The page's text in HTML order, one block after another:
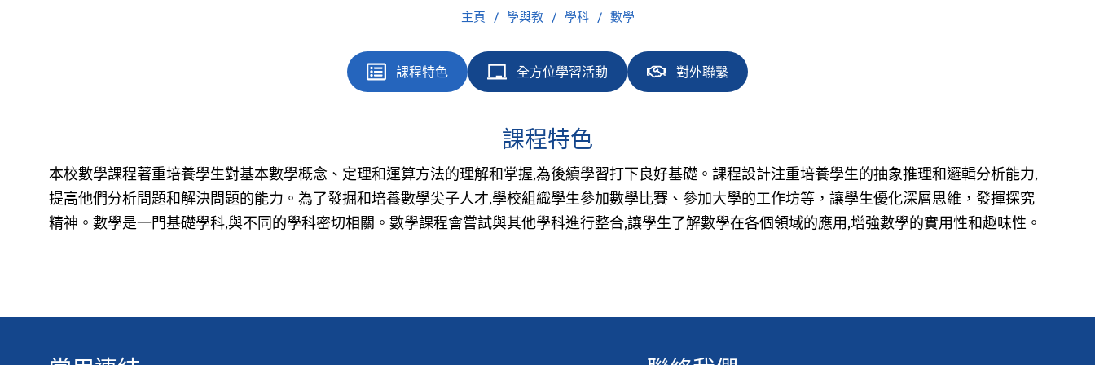
主頁 學與教 學科 數學
課程特色 全方位學習活動 對外聯繫
課程特色
本校數學課程著重培養學生對基本數學概念、定理和運算方法的理解和掌握,為後續學習打下良好基礎。課程設計注重培養學生的抽象推理和邏輯分析能力,
提高他們分析問題和解決問題的能力。為了發掘和培養數學尖子人才,學校組織學生參加數學比賽、參加大學的工作坊等，讓學生優化深層思維，發揮探究
精神。數學是一門基礎學科,與不同的學科密切相關。數學課程會嘗試與其他學科進行整合,讓學生了解數學在各個領域的應用,增強數學的實用性和趣味性。